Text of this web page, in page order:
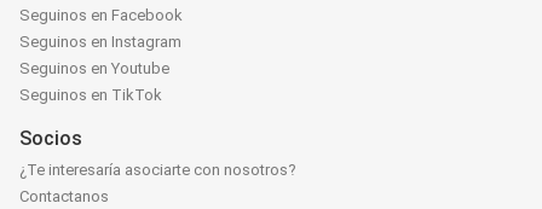
Seguinos en Facebook
Seguinos en Instagram
Seguinos en Youtube
Seguinos en TikTok
Socios
¿Te interesaría asociarte con nosotros?
Contactanos